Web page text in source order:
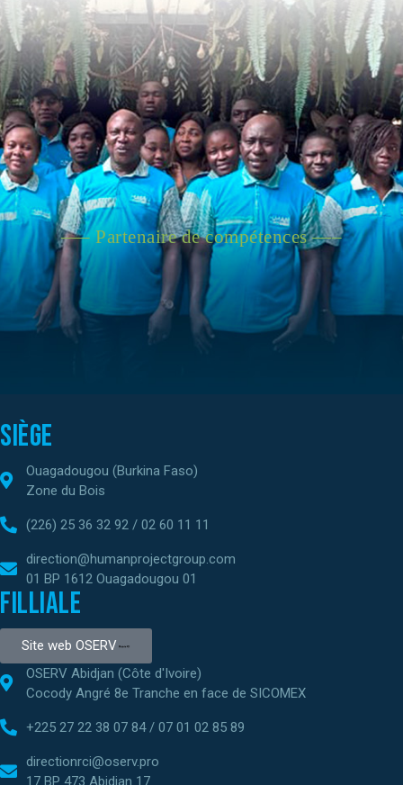
—– Partenaire de compétences —–
Siège
Ouagadougou (Burkina Faso)
Zone du Bois
(226) 25 36 32 92 / 02 60 11 11
direction@humanprojectgroup.com
01 BP 1612 Ouagadougou 01
Filliale
Site web OSERV
OSERV Abidjan (Côte d'Ivoire)
Cocody Angré 8e Tranche en face de SICOMEX
+225 27 22 38 07 84 / 07 01 02 85 89
directionrci@oserv.pro
17 BP 473 Abidjan 17